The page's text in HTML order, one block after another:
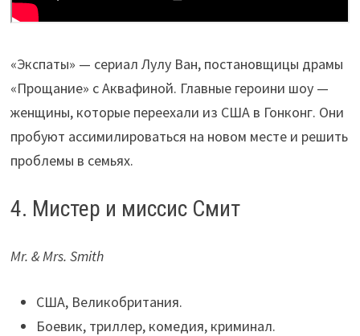
«Экспаты» — сериал Лулу Ван, постановщицы драмы
«Прощание» с Аквафиной. Главные героини шоу —
женщины, которые переехали из США в Гонконг. Они
пробуют ассимилироваться на новом месте и решить
проблемы в семьях.
4. Мистер и миссис Смит
Mr. & Mrs. Smith
США, Великобритания.
Боевик, триллер, комедия, криминал.